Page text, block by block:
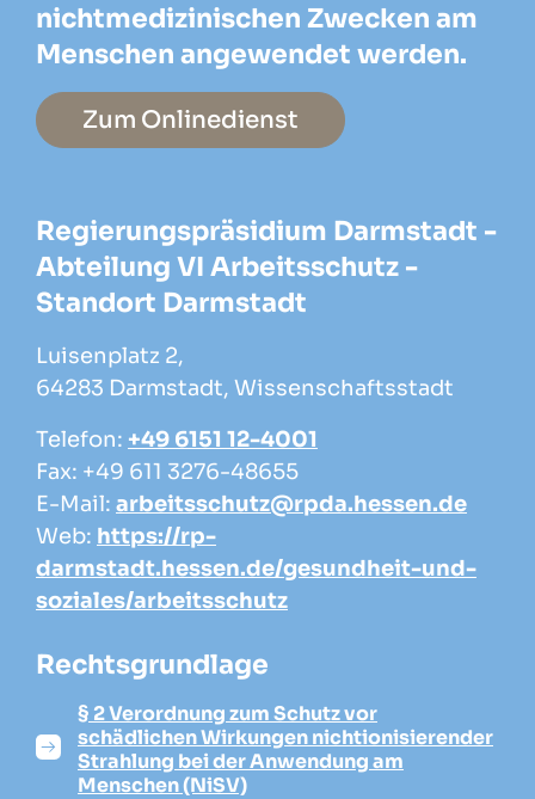
nichtmedizinischen Zwecken am
Menschen angewendet werden.
Zum Onlinedienst
Regierungspräsidium Darmstadt -
Abteilung VI Arbeitsschutz -
Standort Darmstadt
Luisenplatz 2,
64283 Darmstadt, Wissenschaftsstadt
Telefon: +49 6151 12-4001
Fax: +49 611 3276-48655
E-Mail: arbeitsschutz@rpda.hessen.de
Web: https://rp-
darmstadt.hessen.de/gesundheit-und-
soziales/arbeitsschutz
Rechtsgrundlage
§ 2 Verordnung zum Schutz vor
schädlichen Wirkungen nichtionisierender
Strahlung bei der Anwendung am
Menschen (NiSV)